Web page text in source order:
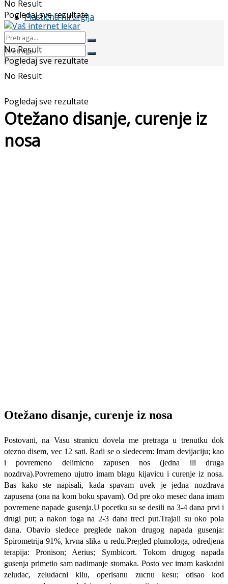
Plastična hirurgija
No Result
Pogledaj sve rezultate
No Result
Pogledaj sve rezultate
No Result
Pogledaj sve rezultate
Otežano disanje, curenje iz
nosa
Otežano disanje, curenje iz nosa
Postovani, na Vasu stranicu dovela me pretraga u trenutku dok
otezno disem, vec 12 sati. Radi se o sledecem: Imam devijaciju; kao
i povremeno delimicno zapusen nos (jedna ili druga
nozdrva).Povremeno ujutro imam blagu kijavicu i curenje iz nosa.
Bas kako ste napisali, kada spavam uvek je jedna nozdrava
zapusena (ona na kom boku spavam). Od pre oko mesec dana imam
povremene napade gusenja.U pocetku su se desili na 3-4 dana prvi i
drugi put; a nakon toga na 2-3 dana treci put.Trajali su oko pola
dana. Obavio sledece preglede nakon drugog napada gusenja:
Spirometrija 91%, krvna slika u redu.Pregled plumologa, odredjena
terapija: Pronison; Aerius; Symbicort. Tokom drugog napada
gusenja primetio sam nadimanje stomaka. Posto vec imam kaskadni
zeludac, zeludacni kilu, operisanu zucnu kesu; otisao kod